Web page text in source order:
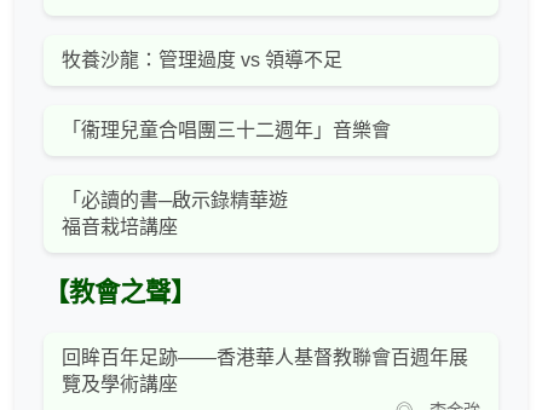
牧養沙龍：管理過度 vs 領導不足
「衞理兒童合唱團三十二週年」音樂會
「必讀的書─啟示錄精華遊
福音栽培講座
【教會之聲】
回眸百年足跡——香港華人基督教聯會百週年展
覽及學術講座